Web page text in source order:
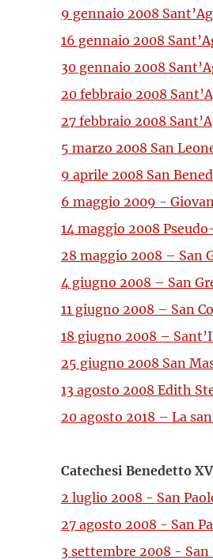
9 gennaio 2008
16 gennaio 2008
30 gennaio 2008
20 febbraio 2008
27 febbraio 2008
5 marzo 2008 San
9 aprile 2008 San
6 maggio 2009 -
14 maggio 2008
28 maggio 2008 – San
4 giugno 2008 – San
11 giugno 2008 – San
18 giugno 2008 –
25 giugno 2008 San
13 agosto 2008 Edith
20 agosto 2018 – La
Catechesi Benedetto
2 luglio 2008 - San
27 agosto 2008 - San
3 settembre 2008 - San